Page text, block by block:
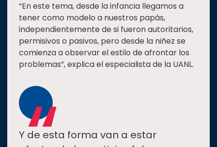
“En este tema, desde la infancia llegamos a
tener como modelo a nuestros papás,
independientemente de si fueron autoritarios,
permisivos o pasivos, pero desde la niñez se
comienza a observar el estilo de afrontar los
problemas”, explica el especialista de la UANL.
Y de esta forma van a estar